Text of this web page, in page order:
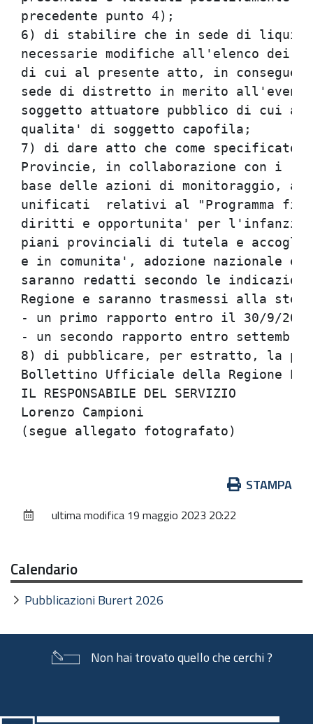
documento
STAMPA
ultima modifica 19 maggio 2023 20:22
Calendario
Pubblicazioni Burert 2026
Non hai trovato quello che cerchi ?
di